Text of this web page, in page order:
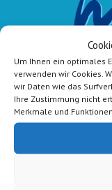
Um Ihnen ein optimales
verwenden wir Cookies.
wir Daten wie das
Ihre Zustimmung nicht
Merkmale und
E-Mail-